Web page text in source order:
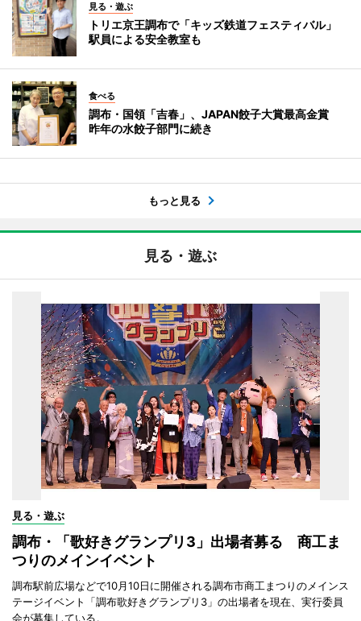
見る・遊ぶ
トリエ京王調布で「キッズ鉄道フェスティバル」
駅員による安全教室も
食べる
調布・国領「吉春」、JAPAN餃子大賞最高金賞
昨年の水餃子部門に続き
もっと見る
見る・遊ぶ
見る・遊ぶ
調布・「歌好きグランプリ3」出場者募る 商工ま
つりのメインイベント
調布駅前広場などで10月10日に開催される調布市商工まつりのメインス
テージイベント「調布歌好きグランプリ3」の出場者を現在、実行委員
会が募集している。